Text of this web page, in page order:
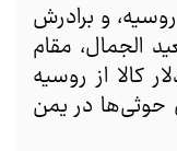
و برادرش
الجمال، مقام
کالا از روسیه
حوثی‌ها در یمن